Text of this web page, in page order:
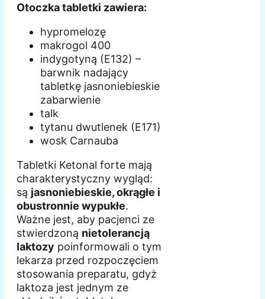
Otoczka tabletki zawiera:
hypromelozę
makrogol 400
indygotyną (E132) –
barwnik nadający
tabletkę jasnoniebieskie
zabarwienie
talk
tytanu dwutlenek (E171)
wosk Carnauba
Tabletki Ketonal forte mają
charakterystyczny wygląd:
są jasnoniebieskie, okrągłe i
obustronnie wypukłe.
Ważne jest, aby pacjenci ze
stwierdzoną nietolerancją
laktozy poinformowali o tym
lekarza przed rozpoczęciem
stosowania preparatu, gdyż
laktoza jest jednym ze